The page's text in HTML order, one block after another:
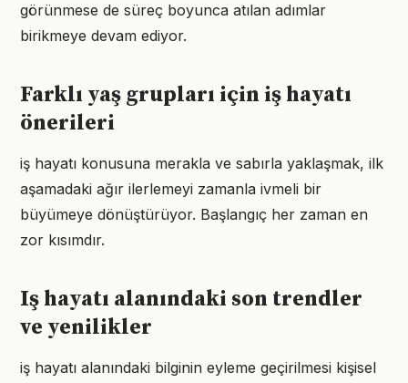
görünmese de süreç boyunca atılan adımlar
birikmeye devam ediyor.
Farklı yaş grupları için iş hayatı
önerileri
iş hayatı konusuna merakla ve sabırla yaklaşmak, ilk
aşamadaki ağır ilerlemeyi zamanla ivmeli bir
büyümeye dönüştürüyor. Başlangıç her zaman en
zor kısımdır.
Iş hayatı alanındaki son trendler
ve yenilikler
iş hayatı alanındaki bilginin eyleme geçirilmesi kişisel